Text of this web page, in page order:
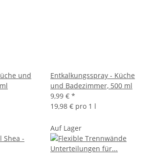
und
Entkalkungsspray - Küche
und Badezimmer, 500 ml
9,99 € *
19,98 € pro 1 l
Auf Lager